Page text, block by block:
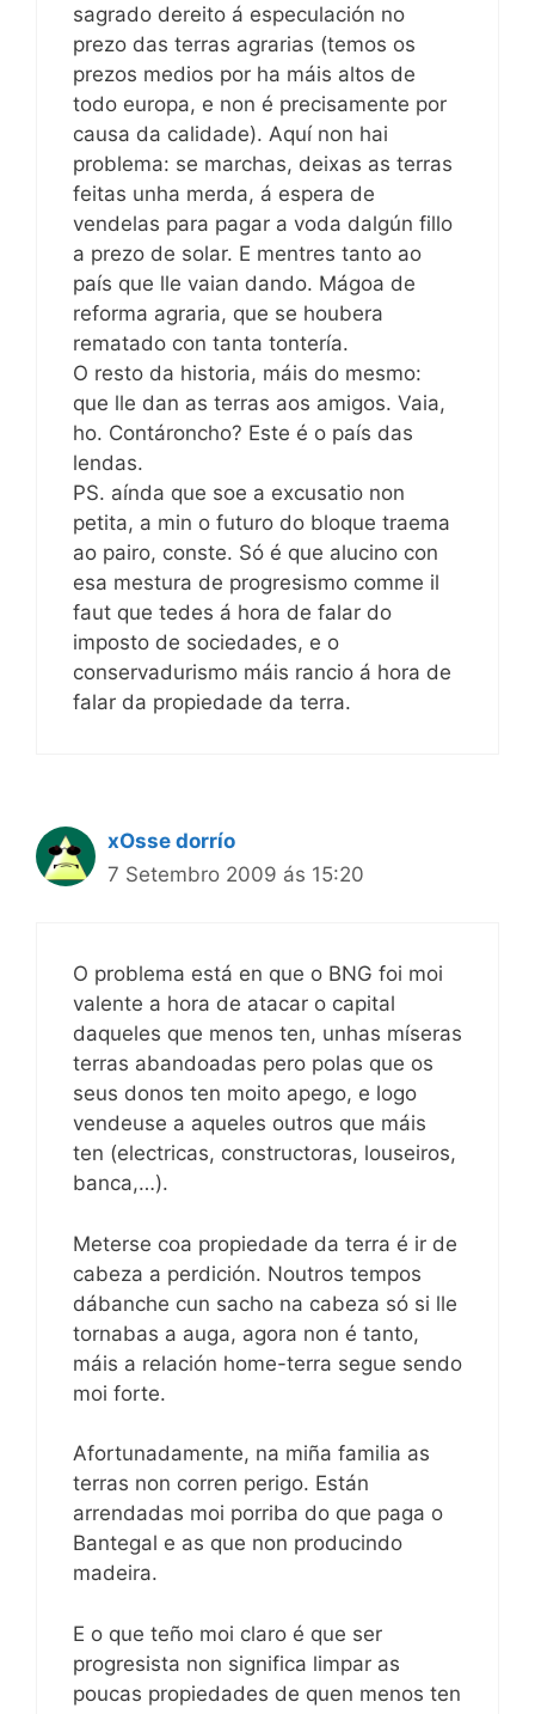
sagrado dereito á especulación no
prezo das terras agrarias (temos os
prezos medios por ha máis altos de
todo europa, e non é precisamente por
causa da calidade). Aquí non hai
problema: se marchas, deixas as terras
feitas unha merda, á espera de
vendelas para pagar a voda dalgún fillo
a prezo de solar. E mentres tanto ao
país que lle vaian dando. Mágoa de
reforma agraria, que se houbera
rematado con tanta tontería.
O resto da historia, máis do mesmo:
que lle dan as terras aos amigos. Vaia,
ho. Contároncho? Este é o país das
lendas.
PS. aínda que soe a excusatio non
petita, a min o futuro do bloque traema
ao pairo, conste. Só é que alucino con
esa mestura de progresismo comme il
faut que tedes á hora de falar do
imposto de sociedades, e o
conservadurismo máis rancio á hora de
falar da propiedade da terra.
xOsse dorrío
7 Setembro 2009 ás 15:20
O problema está en que o BNG foi moi
valente a hora de atacar o capital
daqueles que menos ten, unhas míseras
terras abandoadas pero polas que os
seus donos ten moito apego, e logo
vendeuse a aqueles outros que máis
ten (electricas, constructoras, louseiros,
banca,…).
Meterse coa propiedade da terra é ir de
cabeza a perdición. Noutros tempos
dábanche cun sacho na cabeza só si lle
tornabas a auga, agora non é tanto,
máis a relación home-terra segue sendo
moi forte.
Afortunadamente, na miña familia as
terras non corren perigo. Están
arrendadas moi porriba do que paga o
Bantegal e as que non producindo
madeira.
E o que teño moi claro é que ser
progresista non significa limpar as
poucas propiedades de quen menos ten